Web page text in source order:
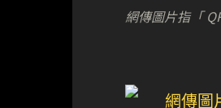
網傳圖片指「